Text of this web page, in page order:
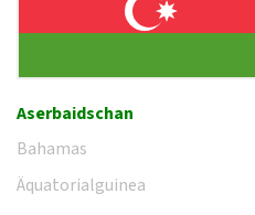
Aserbaidschan
Bahamas
Äquatorialguinea